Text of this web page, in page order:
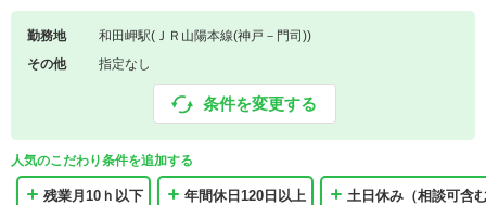
勤務地
和田岬駅(ＪＲ山陽本線(神戸－門司))
その他
指定なし
条件を変更する
人気のこだわり条件を追加する
残業月10ｈ以下 年間休日120日以上 土日休み（相談可含